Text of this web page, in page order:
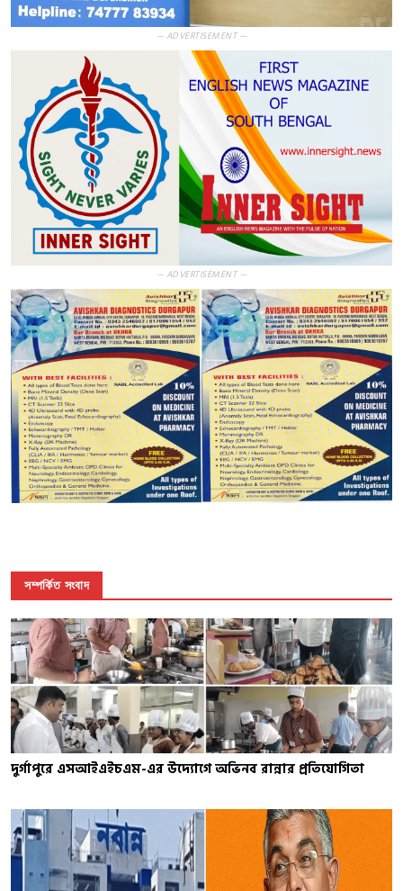
— ADVERTISEMENT —
— ADVERTISEMENT —
সম্পর্কিত সংবাদ
দুর্গাপুরে এসআইএইচএম-এর উদ্যোগে অভিনব রান্নার প্রতিযোগিতা